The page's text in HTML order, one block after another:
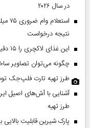
در سال ۲۰۲۶
نتیجه درخواست
این غذای لاکچری را ۱۵ دقیقه‌ای آماده کنید
چگونه می‌توان تصاویر
طرز تهیه تارت فلپ‌جک
آشنایی با آش‌های اصیل
طرز تهیه
پارک شیرین قابلیت‌